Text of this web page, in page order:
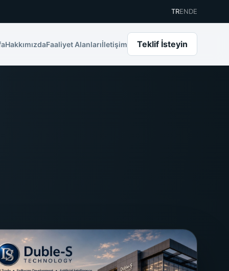
TRENDE
HakkımızdaFaaliyet Alanlarıİletişim Teklif İsteyin